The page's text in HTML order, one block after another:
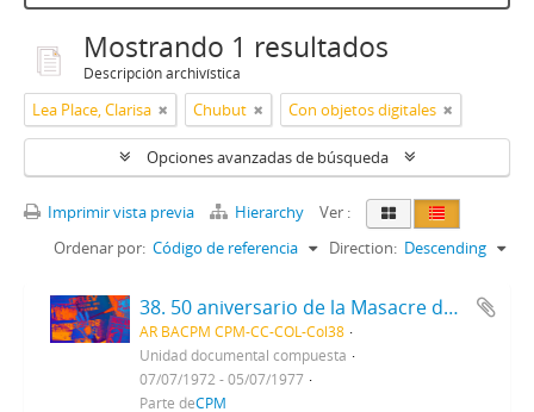
Mostrando 1 resultados
Descripción archivística
Lea Place, Clarisa Chubut Con objetos digitales
Opciones avanzadas de búsqueda
Imprimir vista previa Hierarchy
Ver :
Ordenar por: Código de referencia Direction: Descending
38. 50 aniversario de la Masacre de Trelew
AR BACPM CPM-CC-COL-Col38
Unidad documental compuesta
07/07/1972 - 05/07/1977
Parte deCPM